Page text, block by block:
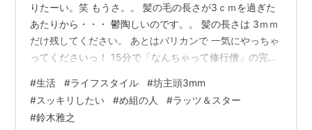
りたーい。笑 もうさ。。 髪の毛の長さが3ｃｍを過ぎた
あたりから・・・ 鬱陶しいのです。。 髪の長さは 3ｍｍ
だけ残してください。 あとはバリカンで 一気にやっちゃ
ってくださいっ！ 15分で「なんちゃって修行僧」の完成
を読まないで、CDのお経で誤魔化しても・・・許され
る？苦笑 でも、ペット（ハムスター）のお葬式は、CDの
お経だった。 結構、有名な動物霊園だけど。 話しは戻っ
#生活 #ライフスタイル #坊主頭3mm
#スッキリしたい #め組の人 #ラッツ＆スター
#鈴木雅之